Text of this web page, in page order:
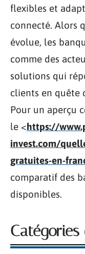
flexibles et
connecté. Alors
évolue, les
comme des
solutions qui
clients en quête
Pour un aperçu
le <https://
invest.com/
gratuites-en-
comparatif des
disponibles.